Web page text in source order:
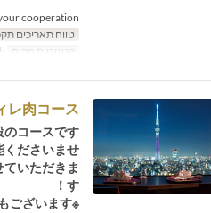
cooperation.
טווח תאריכים
קטגוריית מקום
レ肉コース
コースです。
ださいませ。
いただきま
す！
※天候によりスカイツリーをご覧いただけない場合もございます。